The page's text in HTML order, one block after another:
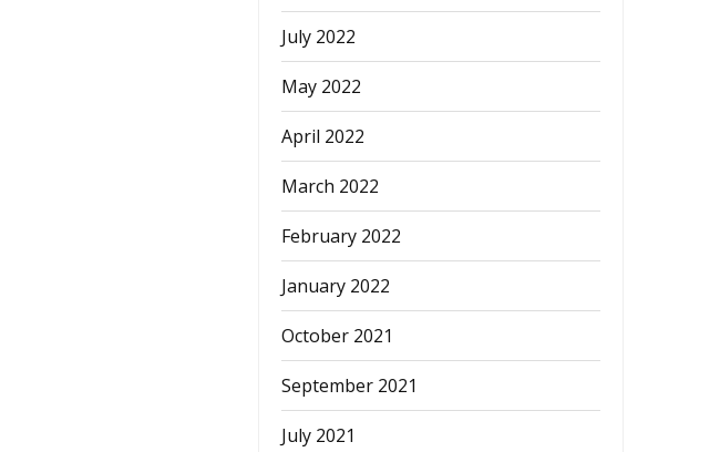
July 2022
May 2022
April 2022
March 2022
February 2022
January 2022
October 2021
September 2021
July 2021